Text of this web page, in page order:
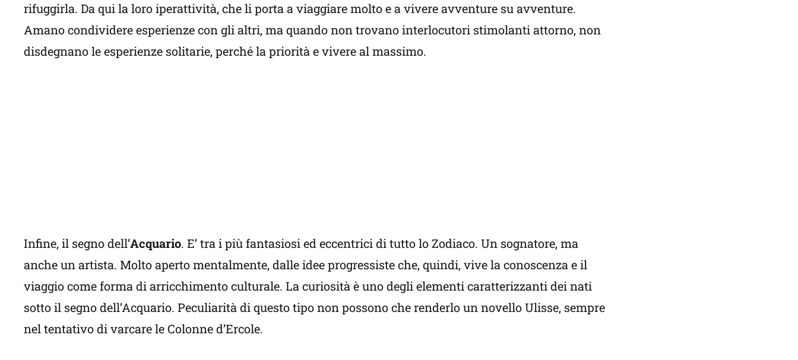
rifuggirla. Da qui la loro iperattività, che li porta a viaggiare molto e a vivere avventure su avventure.
Amano condividere esperienze con gli altri, ma quando non trovano interlocutori stimolanti attorno, non
disdegnano le esperienze solitarie, perché la priorità e vivere al massimo.
Infine, il segno dell’Acquario. E’ tra i più fantasiosi ed eccentrici di tutto lo Zodiaco. Un sognatore, ma
anche un artista. Molto aperto mentalmente, dalle idee progressiste che, quindi, vive la conoscenza e il
viaggio come forma di arricchimento culturale. La curiosità è uno degli elementi caratterizzanti dei nati
sotto il segno dell’Acquario. Peculiarità di questo tipo non possono che renderlo un novello Ulisse, sempre
nel tentativo di varcare le Colonne d’Ercole.